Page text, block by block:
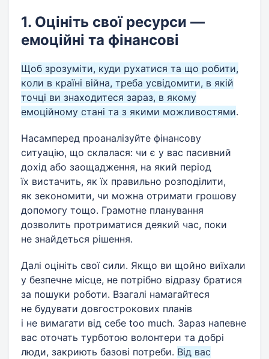
1. Оцініть свої ресурси —
емоційні та фінансові
Щоб зрозуміти, куди рухатися та що робити,
коли в країні війна, треба усвідомити, в якій
точці ви знаходитеся зараз, в якому
емоційному стані та з якими можливостями.
Насамперед проаналізуйте фінансову
ситуацію, що склалася: чи є у вас пасивний
дохід або заощадження, на який період
їх вистачить, як їх правильно розподілити,
як зекономити, чи можна отримати грошову
допомогу тощо. Грамотне планування
дозволить протриматися деякий час, поки
не знайдеться рішення.
Далі оцініть свої сили. Якщо ви щойно виїхали
у безпечне місце, не потрібно відразу братися
за пошуки роботи. Взагалі намагайтеся
не будувати довгострокових планів
і не вимагати від себе too much. Зараз напевне
вас оточать турботою волонтери та добрі
люди, закриють базові потреби. Від вас